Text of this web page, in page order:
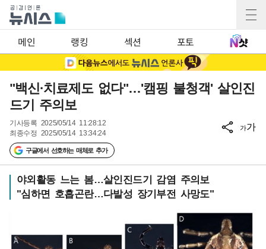
메인 랭킹 섹션 포토
"백신·치료제도 없다"…'캠핑 불청객' 살인진
드기 주의보
기사등록 2025/05/14 11:28:12
최종수정 2025/05/14 13:34:24
구글에서 선호하는 매체로 추가
가가
야외활동 느는 봄…살인진드기 감염 주의보
"심하면 호흡곤란…다발성 장기부전 사망도"